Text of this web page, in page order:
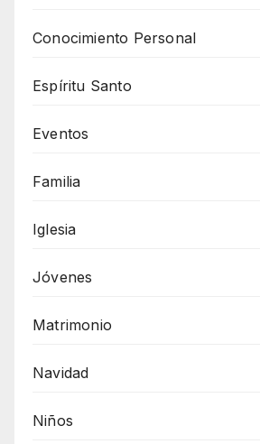
Conocimiento Personal
Espíritu Santo
Eventos
Familia
Iglesia
Jóvenes
Matrimonio
Navidad
Niños